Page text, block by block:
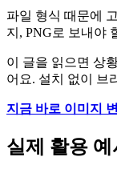
파일 형식 때문에
지, PNG로 보내야
이 글을 읽으면 상
어요. 설치 없이 브
지금 바로 이미지
실제 활용 예